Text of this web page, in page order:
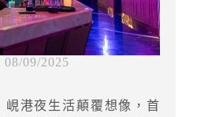
08/09/2025
港夜生活顛覆想像，首